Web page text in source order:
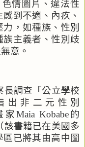
情圖片、違法性
到不適、內疚、
，如種族、性別
主義者、性別歧
意。
長調查「公立學校
出非二元性別
家Maia Kobabe的
（該書籍已在美國多
已將其由高中圖